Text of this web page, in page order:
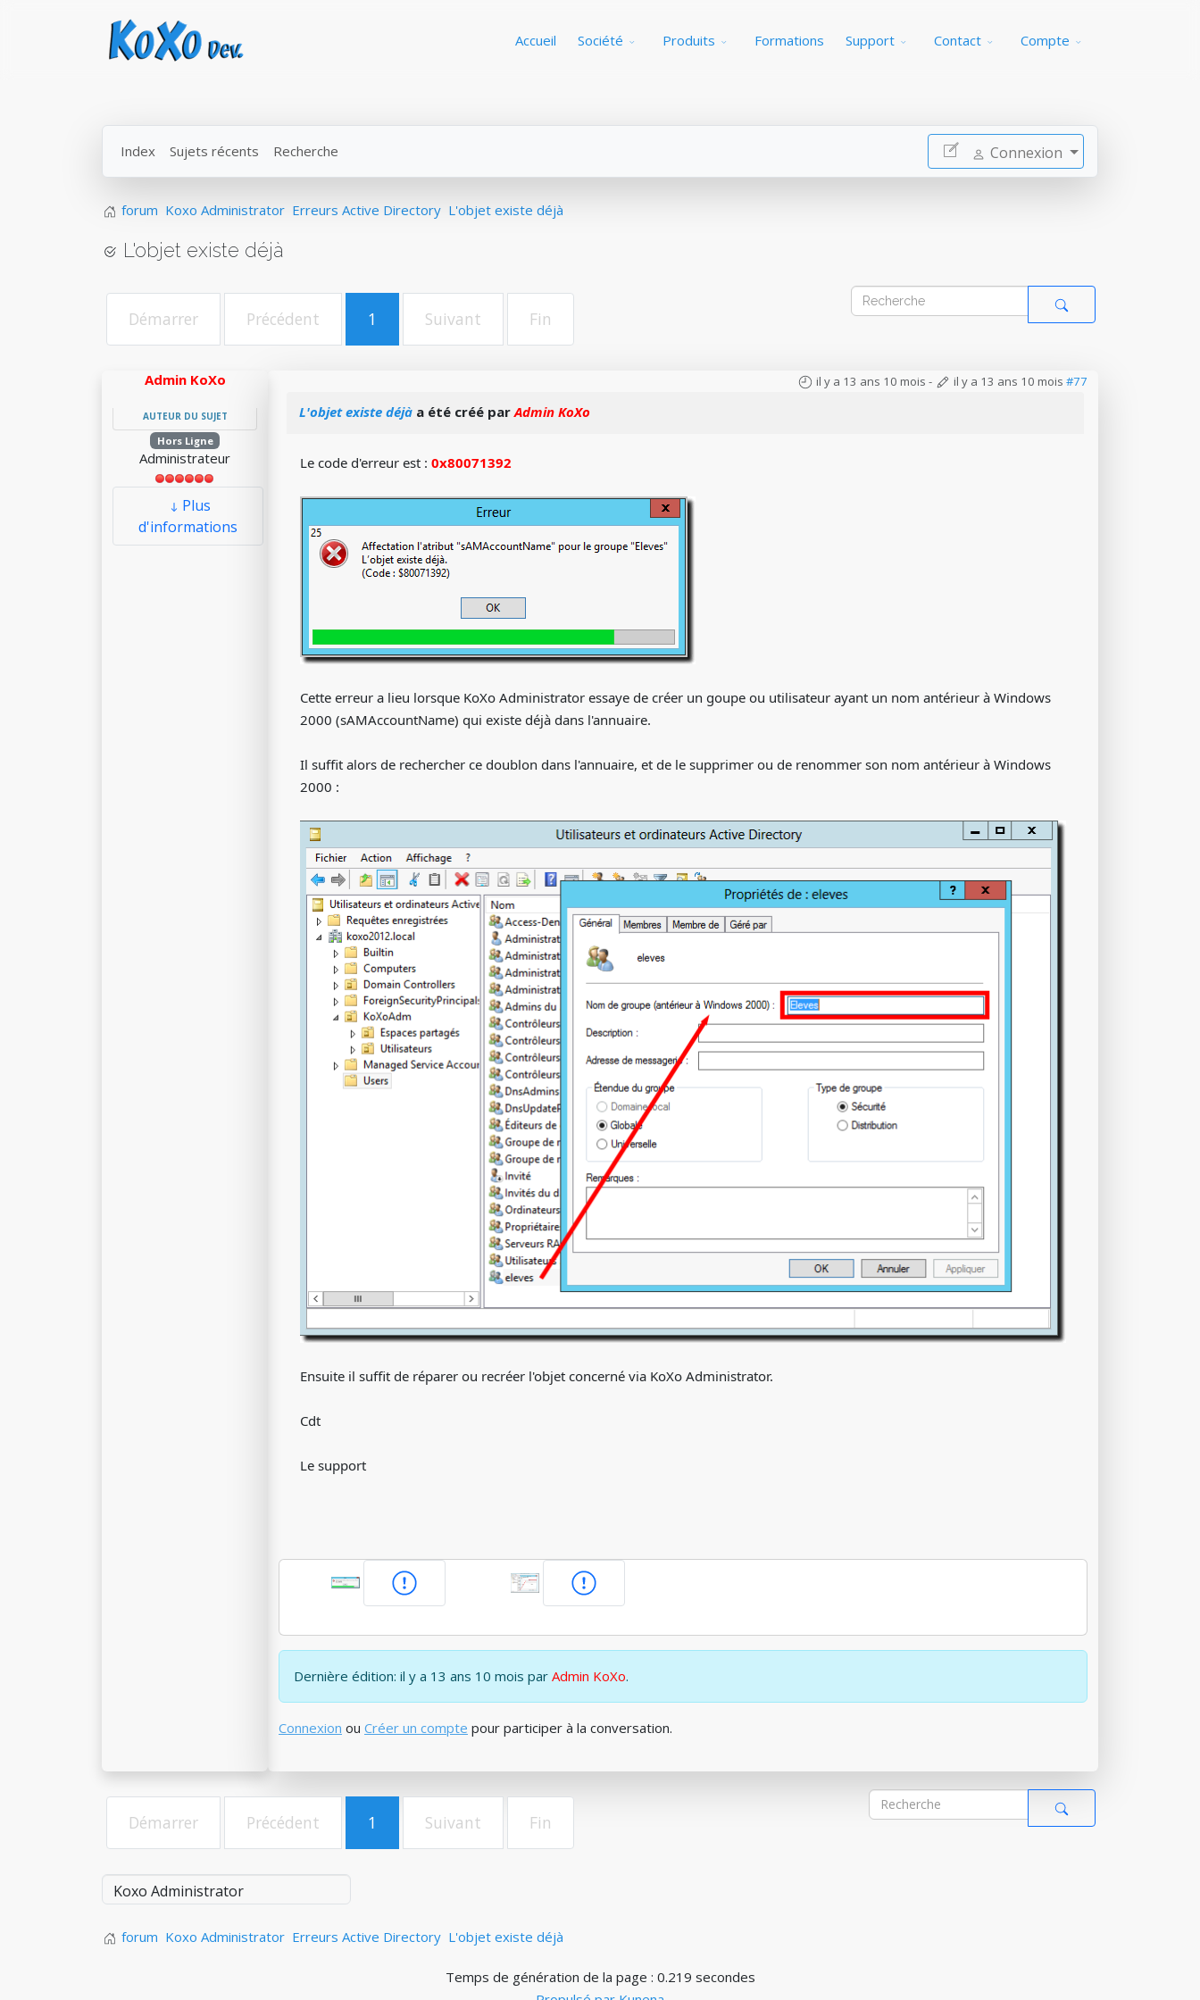
Accueil Société Produits Formations Support Contact Compte
Index Sujets récents Recherche Connexion
forum Koxo Administrator Erreurs Active Directory L'objet existe déjà
L'objet existe déjà
Démarrer Précédent 1 Suivant Fin
Admin KoXo
AUTEUR DU SUJET
Hors Ligne
Administrateur
Plus
d'informations
il y a 13 ans 10 mois - il y a 13 ans 10 mois #77
L'objet existe déjà a été créé parAdmin KoXo
Le code d'erreur est : 0x80071392
Cette erreur a lieu lorsque KoXo Administrator essaye de créer un goupe ou utilisateur ayant un nom antérieur à Windows
2000 (sAMAccountName) qui existe déjà dans l'annuaire.
Il suffit alors de rechercher ce doublon dans l'annuaire, et de le supprimer ou de renommer son nom antérieur à Windows
2000 :
Ensuite il suffit de réparer ou recréer l'objet concerné via KoXo Administrator.
Cdt
Le support
Dernière édition: il y a 13 ans 10 mois par Admin KoXo.
Connexion ou Créer un compte pour participer à la conversation.
Démarrer Précédent 1 Suivant Fin
forum Koxo Administrator Erreurs Active Directory L'objet existe déjà
Temps de génération de la page : 0.219 secondes